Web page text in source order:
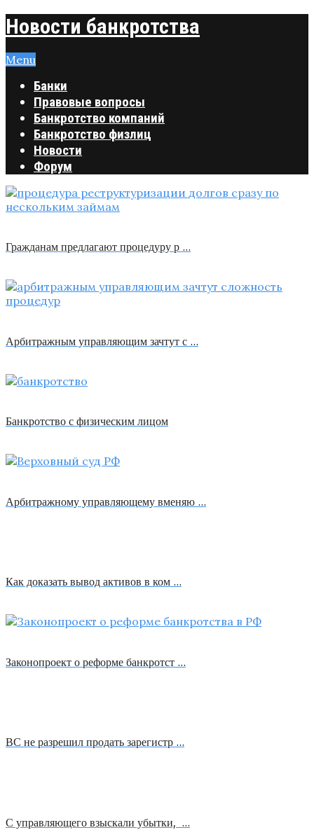
Новости банкротства
Menu
Банки
Правовые вопросы
Банкротство компаний
Банкротство физлиц
Новости
Форум
Гражданам предлагают процедуру р …
Арбитражным управляющим зачтут с …
Банкротство с физическим лицом
Арбитражному управляющему вменяю …
Как доказать вывод активов в ком …
Законопроект о реформе банкротст …
ВС не разрешил продать зарегистр …
С управляющего взыскали убытки, …